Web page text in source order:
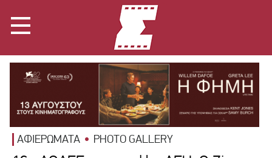
ΑΦΙΕΡΩΜΑΤΑ PHOTO GALLERY